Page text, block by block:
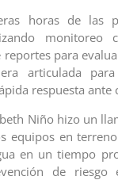
horas de las
para
articulada
respuesta
Niño hizo un
equipos en
en un tiempo
de riesgo